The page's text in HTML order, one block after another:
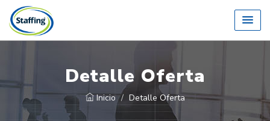
Detalle Oferta
Inicio Detalle Oferta